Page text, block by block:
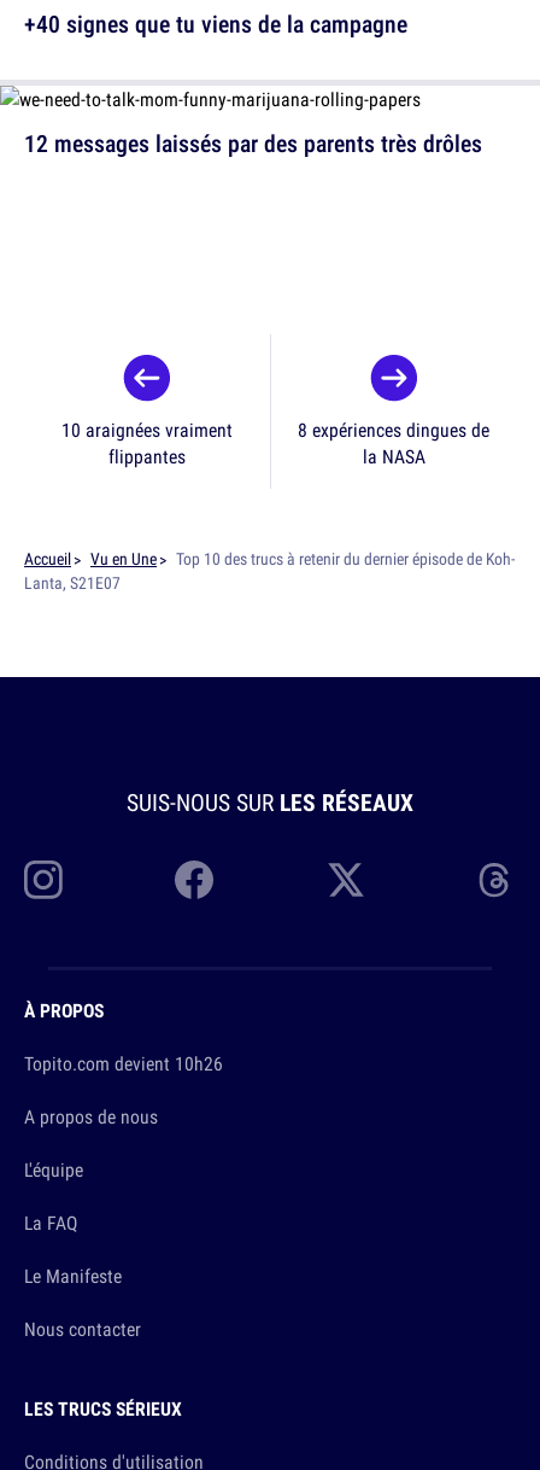
12 messages laissés par des parents très drôles
+40 signes que tu viens de la campagne
10 araignées vraiment
flippantes
8 expériences dingues de
la NASA
Accueil Vu en Une
Top 10 des trucs à retenir du dernier épisode de Koh-
Lanta, S21E07
SUIS-NOUS SUR LES RÉSEAUX
À PROPOS
Topito.com devient 10h26
A propos de nous
L'équipe
La FAQ
Le Manifeste
Nous contacter
LES TRUCS SÉRIEUX
Conditions d'utilisation